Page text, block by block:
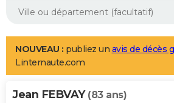
Aménagement intérieur
LIFESTYLE
Art de vivre
Bien-être
Loisirs
Mode
Modes de vie
Alimentation
Guide de la santé
Maladies
Médicaments
Sommeil
VOYAGE
NOUVEAU : publiez un avis de décès
Linternaute.com
Jean FEBVAY (83 ans)